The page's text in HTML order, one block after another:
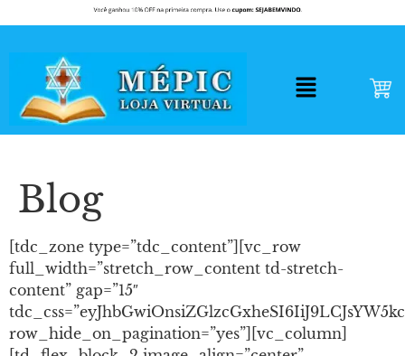
Blog
[tdc_zone type=”tdc_content”][vc_row
full_width=”stretch_row_content td-stretch-
content” gap=”15″
row_hide_on_pagination=”yes”][vc_column]